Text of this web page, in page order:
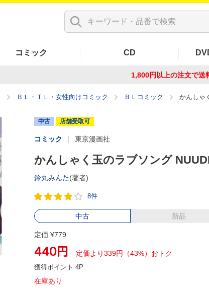
コミック CD
1,800円以上の注文で送
ＢＬ・ＴＬ・女性向けコミック ＢＬコミック かんしゃ
中古 店舗受取可
コミック 東京漫画社
かんしゃく玉のラブソング
鈴丸みんた(著者)
8件
中古 新品
定価 ¥779
440円 定価より339円（43%）おトク
獲得ポイント 4P
在庫あり